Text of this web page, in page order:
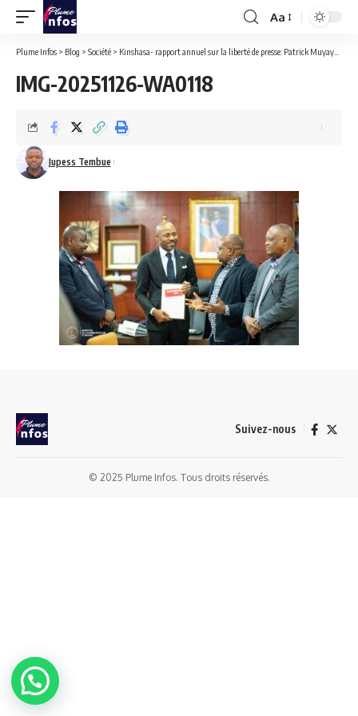
Font
Resizer
Aa
Plume Infos > Blog > Société > Kinshasa- rapport annuel sur la liberté de presse: Patrick Muyaya s’est entretenu avec les responsables du JED
IMG-20251126-WA0118
Jupess Tembue
Suivez-nous
© 2025 Plume Infos. Tous droits réservés.